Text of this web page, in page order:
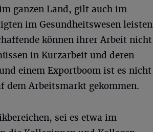
ganzen Land, gilt auch im
im Gesundheitswesen leisten
können ihrer Arbeit nicht
in Kurzarbeit und deren
einem Exportboom ist es nicht
dem Arbeitsmarkt gekommen.
sei es etwa im